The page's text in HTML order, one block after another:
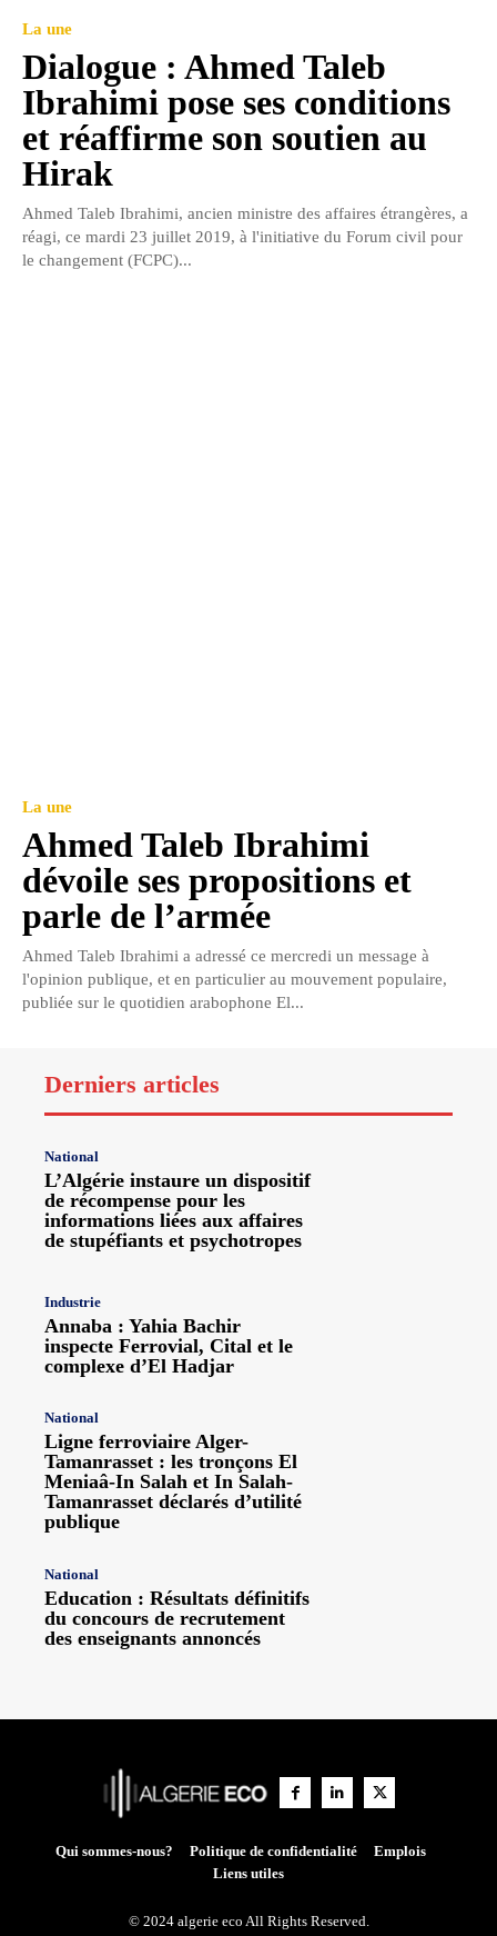
La une
Dialogue : Ahmed Taleb
Ibrahimi pose ses conditions
et réaffirme son soutien au
Hirak
Ahmed Taleb Ibrahimi, ancien ministre des affaires étrangères, a
réagi, ce mardi 23 juillet 2019, à l'initiative du Forum civil pour
le changement (FCPC)...
La une
Ahmed Taleb Ibrahimi
dévoile ses propositions et
parle de l’armée
Ahmed Taleb Ibrahimi a adressé ce mercredi un message à
l'opinion publique, et en particulier au mouvement populaire,
publiée sur le quotidien arabophone El...
Derniers articles
National
L’Algérie instaure un dispositif
de récompense pour les
informations liées aux affaires
de stupéfiants et psychotropes
Industrie
Annaba : Yahia Bachir
inspecte Ferrovial, Cital et le
complexe d’El Hadjar
National
Ligne ferroviaire Alger-
Tamanrasset : les tronçons El
Meniaâ-In Salah et In Salah-
Tamanrasset déclarés d’utilité
publique
National
Education : Résultats définitifs
du concours de recrutement
des enseignants annoncés
Qui sommes-nous? Politique de confidentialité
Emplois
Liens utiles
© 2024 algerie eco All Rights Reserved.